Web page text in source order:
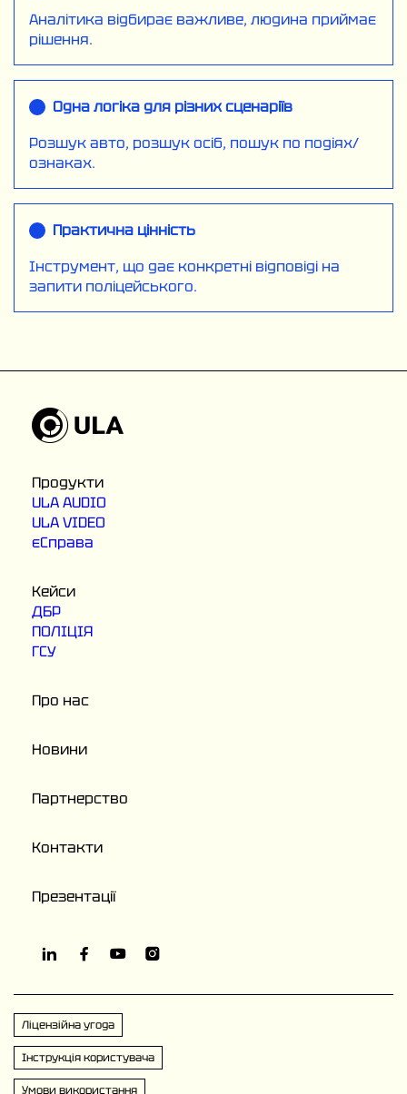
Аналітика відбирає важливе, людина приймає
рішення.
Одна логіка для різних сценаріїв
Розшук авто, розшук осіб, пошук по подіях/
ознаках.
Практична цінність
Інструмент, що дає конкретні відповіді на
запити поліцейського.
Продукти
ULA AUDIO
ULA VIDEO
єСправа
Кейси
ДБР
ПОЛІЦІЯ
ГСУ
Про нас
Новини
Партнерство
Контакти
Презентації
Ліцензійна угода
Інструкція користувача
Умови використання